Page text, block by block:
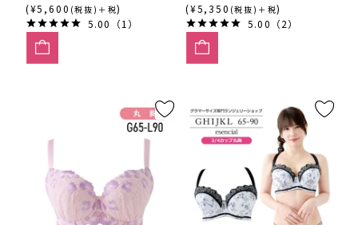
(¥5,600 (税抜)＋税)
5.00（1）
(¥5,350 (税抜)＋税)
5.00（2）